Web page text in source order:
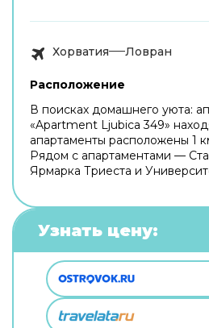
Хорватия Ловран
Расположение
В поисках домашнего уюта:
«Apartment Ljubica 349»
апартаменты расположены 1
Рядом с апартаментами —
Ярмарка Триеста и
Узнать цену: